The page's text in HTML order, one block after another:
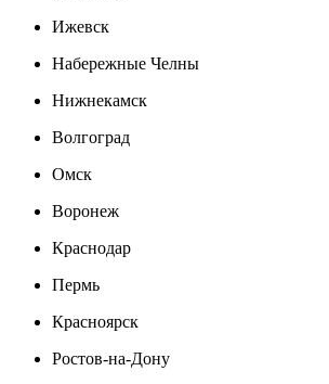
Ижевск
Набережные Челны
Нижнекамск
Волгоград
Омск
Воронеж
Краснодар
Пермь
Красноярск
Ростов-на-Дону